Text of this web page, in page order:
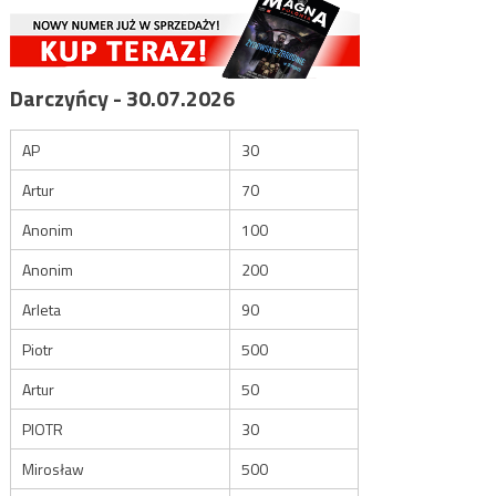
Darczyńcy - 30.07.2026
AP
30
Artur
70
Anonim
100
Anonim
200
Arleta
90
Piotr
500
Artur
50
PIOTR
30
Mirosław
500